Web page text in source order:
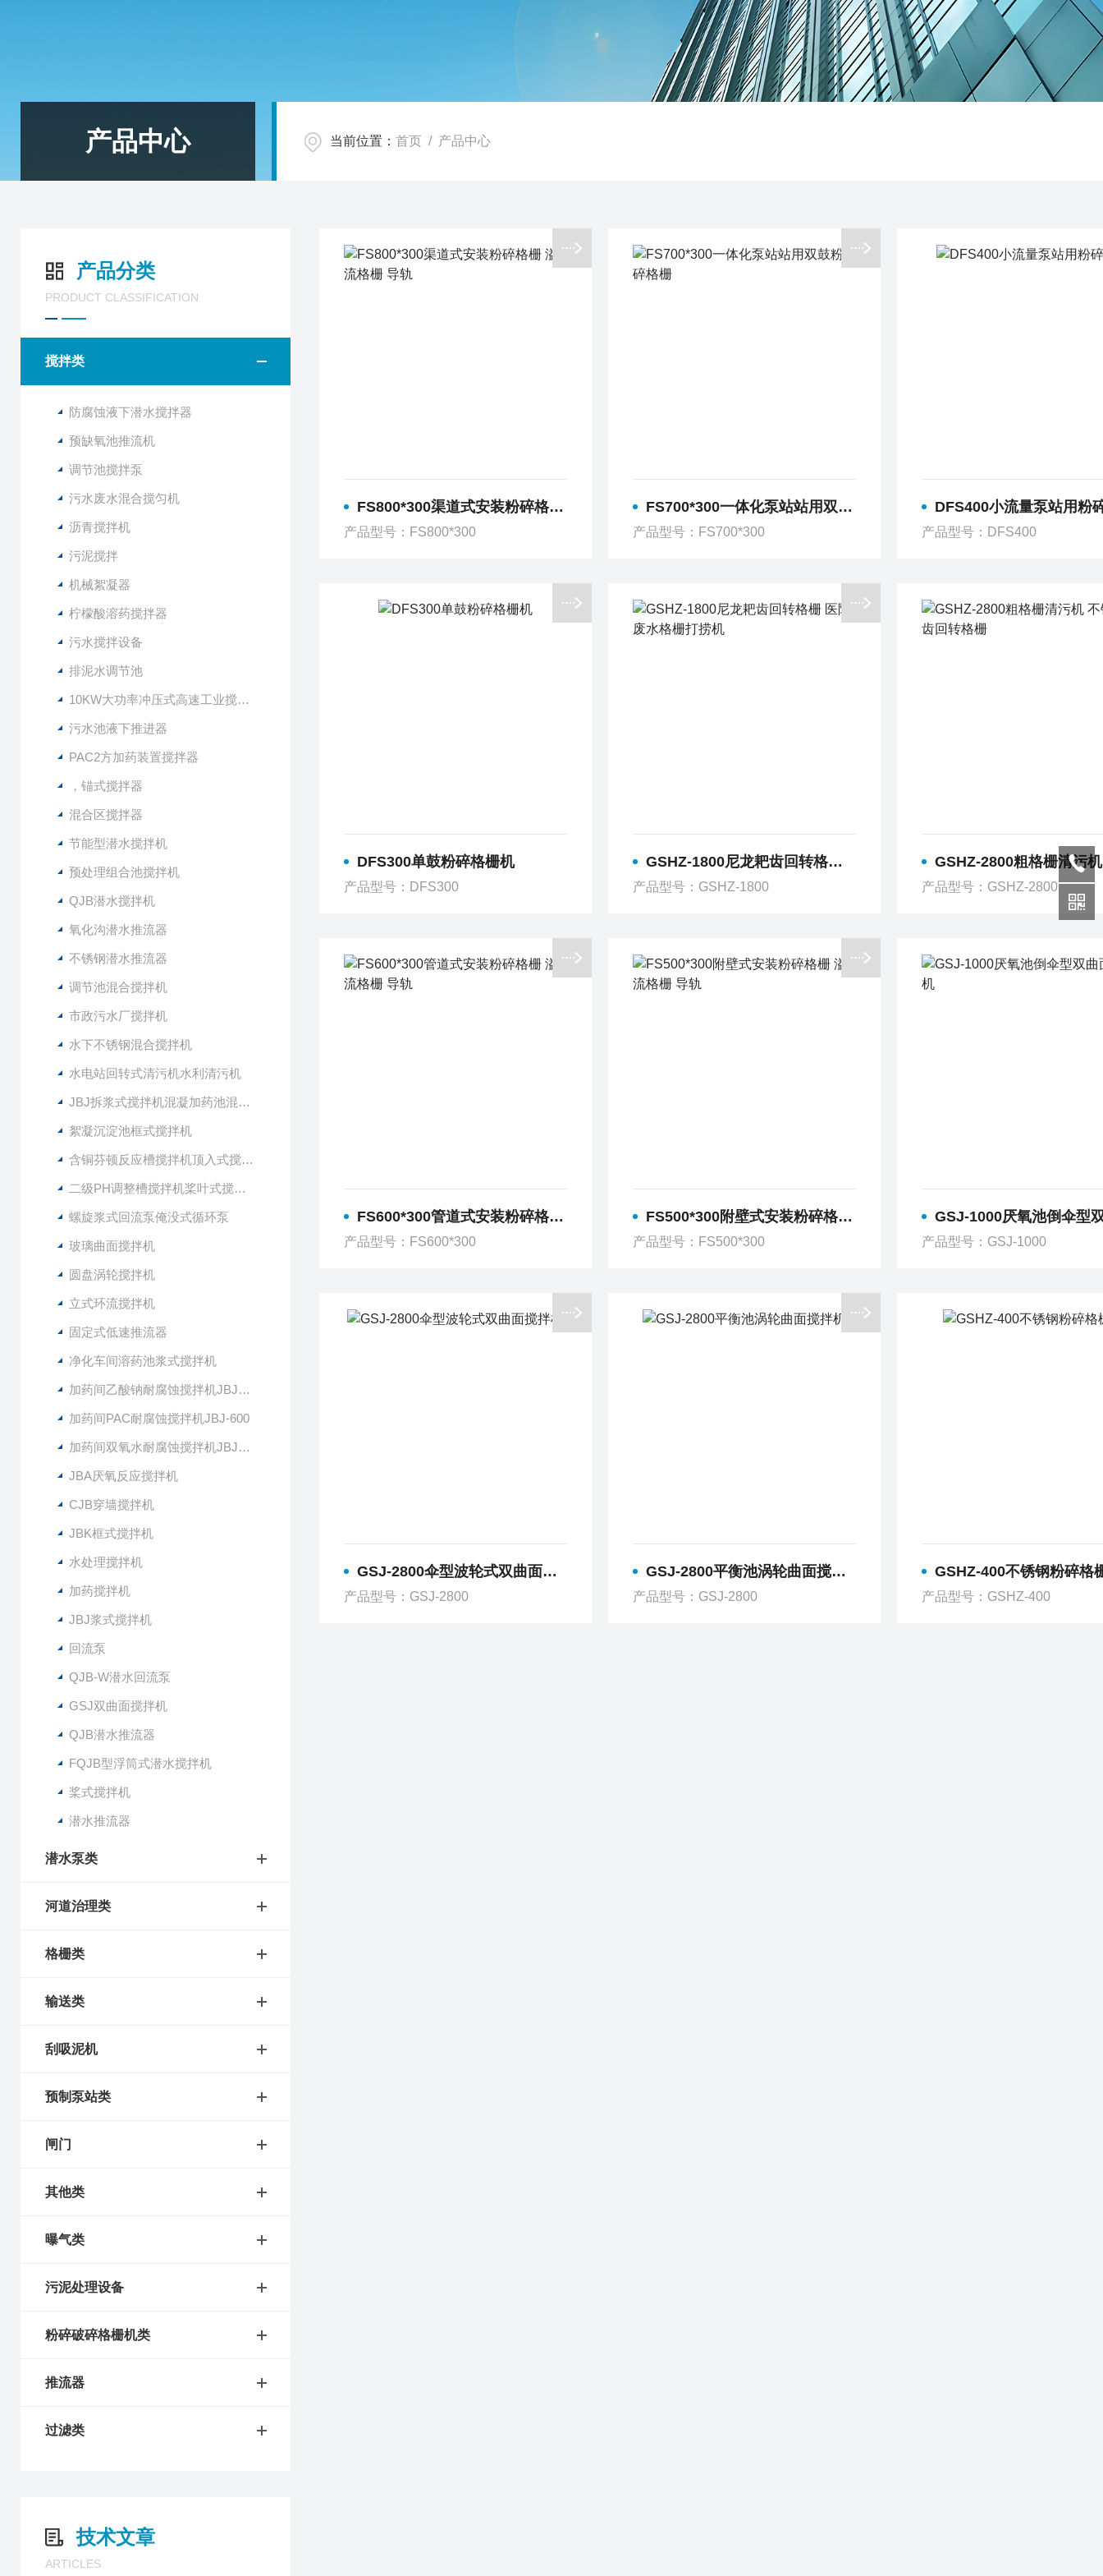
产品中心 当前位置： 首页 / 产品中心
产品分类
PRODUCT CLASSIFICATION
搅拌类
防腐蚀液下潜水搅拌器
预缺氧池推流机
调节池搅拌泵
污水废水混合搅匀机
沥青搅拌机
污泥搅拌
机械絮凝器
柠檬酸溶药搅拌器
污水搅拌设备
排泥水调节池
10KW大功率冲压式高速工业搅拌设备
污水池液下推进器
PAC2方加药装置搅拌器
，锚式搅拌器
混合区搅拌器
节能型潜水搅拌机
预处理组合池搅拌机
QJB潜水搅拌机
氧化沟潜水推流器
不锈钢潜水推流器
调节池混合搅拌机
市政污水厂搅拌机
水下不锈钢混合搅拌机
水电站回转式清污机水利清污机
JBJ拆浆式搅拌机混凝加药池混合型搅拌器
絮凝沉淀池框式搅拌机
含铜芬顿反应槽搅拌机顶入式搅拌器
二级PH调整槽搅拌机桨叶式搅拌器
螺旋浆式回流泵俺没式循环泵
玻璃曲面搅拌机
圆盘涡轮搅拌机
立式环流搅拌机
固定式低速推流器
净化车间溶药池浆式搅拌机
加药间乙酸钠耐腐蚀搅拌机JBJ-400
加药间PAC耐腐蚀搅拌机JBJ-600
加药间双氧水耐腐蚀搅拌机JBJ-300
JBA厌氧反应搅拌机
CJB穿墙搅拌机
JBK框式搅拌机
水处理搅拌机
加药搅拌机
JBJ浆式搅拌机
回流泵
QJB-W潜水回流泵
GSJ双曲面搅拌机
QJB潜水推流器
FQJB型浮筒式潜水搅拌机
桨式搅拌机
潜水推流器
潜水泵类
河道治理类
格栅类
输送类
刮吸泥机
预制泵站类
闸门
其他类
曝气类
污泥处理设备
粉碎破碎格栅机类
推流器
过滤类
技术文章
ARTICLES
FS800*300渠道式安装粉碎格栅 溢流格栅 导轨
产品型号：FS800*300
FS700*300一体化泵站站用双鼓粉碎格栅
产品型号：FS700*300
DFS400小流量泵站用粉
产品型号：DFS400
DFS300单鼓粉碎格栅机
产品型号：DFS300
GSHZ-1800尼龙耙齿回转格栅 医院废水格栅打捞机
产品型号：GSHZ-1800
GSHZ-2800粗格栅清污机 不锈钢耙齿回
产品型号：GSHZ-2800
FS600*300管道式安装粉碎格栅 溢流格栅 导轨
产品型号：FS600*300
FS500*300附壁式安装粉碎格栅 溢流格栅 导轨
产品型号：FS500*300
GSJ-1000厌氧池倒伞型双曲面搅
产品型号：GSJ-1000
GSJ-2800伞型波轮式双曲面搅拌机
产品型号：GSJ-2800
GSJ-2800平衡池涡轮曲面搅拌机
产品型号：GSJ-2800
GSHZ-400不锈钢粉碎格
产品型号：GSHZ-400